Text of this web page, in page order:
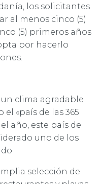
los solicitantes
al menos cinco (5)
(5) primeros años
por hacerlo
clima agradable
«país de las 365
año, este país de
uno de los
selección de